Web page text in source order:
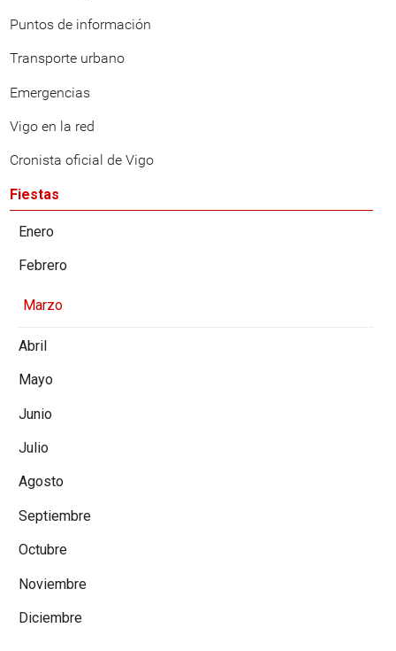
Puntos de información
Transporte urbano
Emergencias
Vigo en la red
Cronista oficial de Vigo
Fiestas
Enero
Febrero
Marzo
Abril
Mayo
Junio
Julio
Agosto
Septiembre
Octubre
Noviembre
Diciembre